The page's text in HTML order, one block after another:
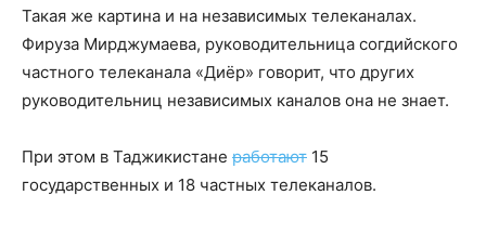
Такая же картина и на независимых телеканалах.
Фируза Мирджумаева, руководительница согдийского
частного телеканала «Диёр» говорит, что других
руководительниц независимых каналов она не знает.
При этом в Таджикистане работают 15
государственных и 18 частных телеканалов.